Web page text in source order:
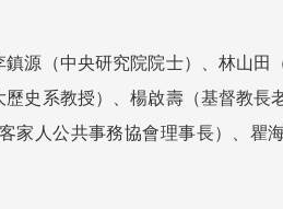
源（中央研究院院士）、林山田
史系教授）、楊啟壽（基督教長
家人公共事務協會理事長）、瞿